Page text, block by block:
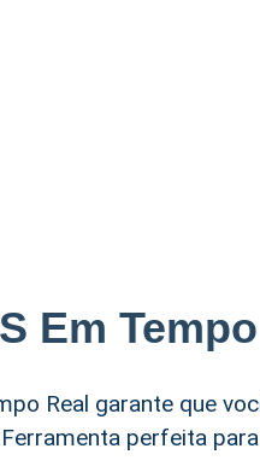
Em
Real garante que
perfeita